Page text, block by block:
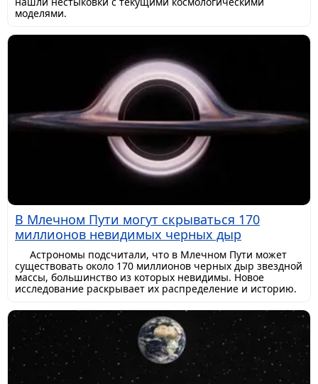
моделями.
В Млечном Пути могут скрываться 170
миллионов невидимых черных дыр
Астрономы подсчитали, что в Млечном Пути может
существовать около 170 миллионов черных дыр звездной
массы, большинство из которых невидимы. Новое
исследование раскрывает их распределение и историю.